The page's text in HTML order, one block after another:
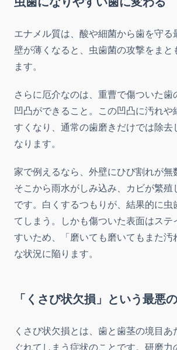
エナメル質は、酸や細菌から歯を守る
壁が薄くなると、虫歯菌の攻撃をまと
ます。
さらに厄介なのは、重曹で傷ついた歯
凹凸ができること。この凹凸に汚れや
すくなり、通常の歯磨きだけでは除去
なります。
家で例えるなら、外壁にひび割れが無
そこから雨水がしみ込み、カビが繁殖
です。白くするつもりが、結果的に虫
てしまう。しかも傷ついた表面はステ
すいため、「磨いても磨いてもまた汚
な状況に陥ります。
「くさび状欠損」という最悪
くさび状欠損とは、歯と歯茎の境目あ
ぐれてしまう症状のことです。研磨